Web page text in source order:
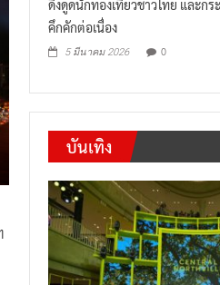
คึกคักต่อเนื่อง
บันเทิง